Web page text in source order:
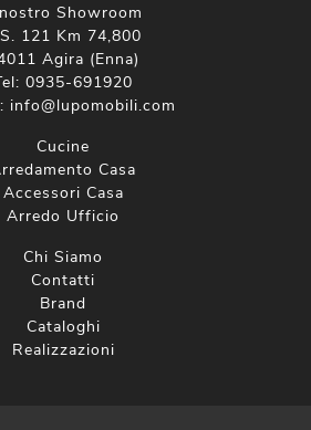
Showroom
121 Km 74,800
Agira (Enna)
0935-691920
info@lupomobili.com
Cucine
Casa
Accessori Casa
Arredo Ufficio
Chi Siamo
Contatti
Brand
Cataloghi
Realizzazioni